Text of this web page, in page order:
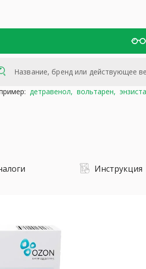
детравенол, вольтарен,
Инструкция